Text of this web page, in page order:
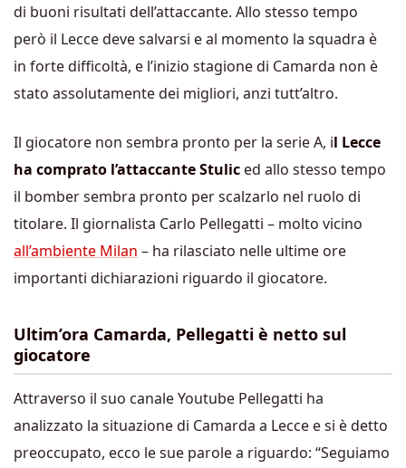
di buoni risultati dell’attaccante. Allo stesso tempo
però il Lecce deve salvarsi e al momento la squadra è
in forte difficoltà, e l’inizio stagione di Camarda non è
stato assolutamente dei migliori, anzi tutt’altro.
Il giocatore non sembra pronto per la serie A, il Lecce
ha comprato l’attaccante Stulic ed allo stesso tempo
il bomber sembra pronto per scalzarlo nel ruolo di
titolare. Il giornalista Carlo Pellegatti – molto vicino
all’ambiente Milan – ha rilasciato nelle ultime ore
importanti dichiarazioni riguardo il giocatore.
Ultim’ora Camarda, Pellegatti è netto sul
giocatore
Attraverso il suo canale Youtube Pellegatti ha
analizzato la situazione di Camarda a Lecce e si è detto
preoccupato, ecco le sue parole a riguardo: “Seguiamo